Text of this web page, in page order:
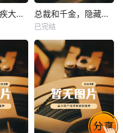
甜蜜婚宠：残疾大佬夜夜撩 热播
未知
总裁和千金，隐藏身份闪婚了
已完结